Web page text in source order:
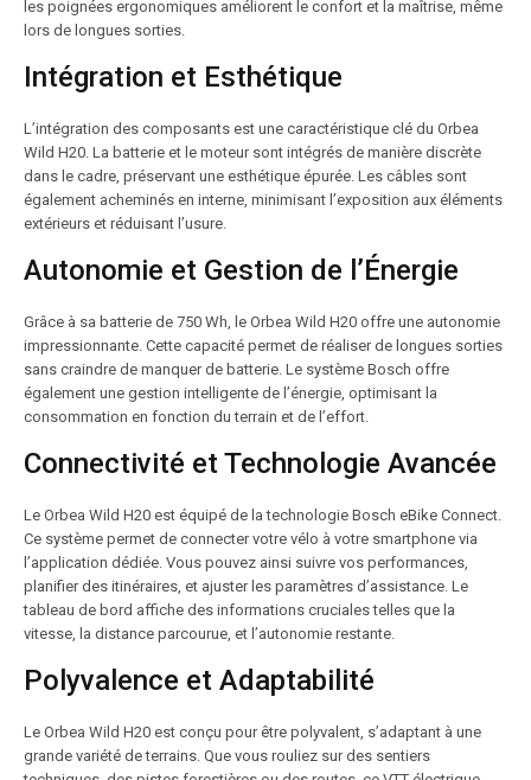
les poignées ergonomiques améliorent le confort et la maîtrise, même
lors de longues sorties.
Intégration et Esthétique
L’intégration des composants est une caractéristique clé du Orbea
Wild H20. La batterie et le moteur sont intégrés de manière discrète
dans le cadre, préservant une esthétique épurée. Les câbles sont
également acheminés en interne, minimisant l’exposition aux éléments
extérieurs et réduisant l’usure.
Autonomie et Gestion de l’Énergie
Grâce à sa batterie de 750 Wh, le Orbea Wild H20 offre une autonomie
impressionnante. Cette capacité permet de réaliser de longues sorties
sans craindre de manquer de batterie. Le système Bosch offre
également une gestion intelligente de l’énergie, optimisant la
consommation en fonction du terrain et de l’effort.
Connectivité et Technologie Avancée
Le Orbea Wild H20 est équipé de la technologie Bosch eBike Connect.
Ce système permet de connecter votre vélo à votre smartphone via
l’application dédiée. Vous pouvez ainsi suivre vos performances,
planifier des itinéraires, et ajuster les paramètres d’assistance. Le
tableau de bord affiche des informations cruciales telles que la
vitesse, la distance parcourue, et l’autonomie restante.
Polyvalence et Adaptabilité
Le Orbea Wild H20 est conçu pour être polyvalent, s’adaptant à une
grande variété de terrains. Que vous rouliez sur des sentiers